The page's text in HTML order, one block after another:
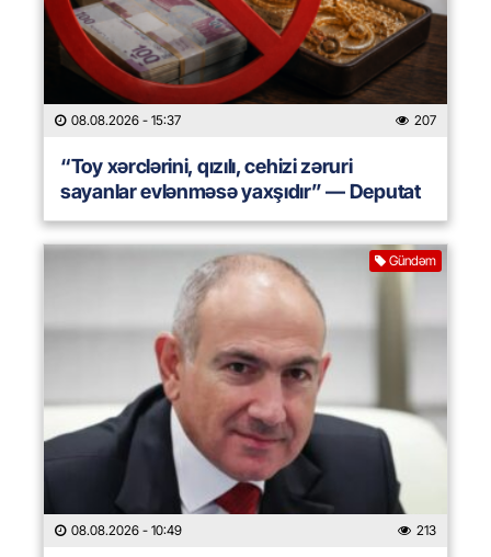
08.08.2026 - 15:37 207
“Toy xərclərini, qızılı, cehizi zəruri
sayanlar evlənməsə yaxşıdır” — Deputat
Gündəm
08.08.2026 - 10:49 213